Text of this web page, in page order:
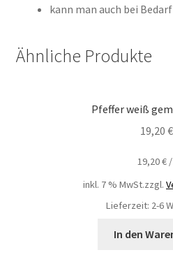
kann man auch bei
Ähnliche Produkte
Pfeffer weiß
19,20 €
19,20€
inkl. 7 % MwSt.zzgl.
Lieferzeit: 2-6
In den